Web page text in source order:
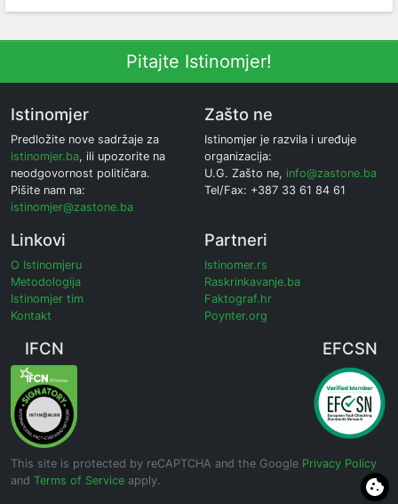
Pitajte Istinomjer!
Istinomjer
Predložite nove sadržaje za
istinomjer.ba, ili upozorite na
neodgovornost političara.
Pišite nam na:
istinomjer@zastone.ba
Zašto ne
Istinomjer je razvila i uređuje
organizacija:
U.G. Zašto ne, info@zastone.ba
Tel/Fax: +387 33 61 84 61
Linkovi
O Istinomjeru
Metodologija
Istinomjer tim
Kontakt
Partneri
Istinomer.rs
Raskrinkavanje.ba
Faktograf.hr
Poynter.org
IFCN EFCSN
This site is protected by reCAPTCHA and the Google Privacy Policy
and Terms of Service apply.